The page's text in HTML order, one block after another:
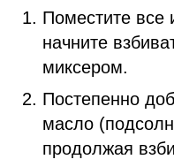
Поместите все
начните
миксером.
Постепенно
масло
продолжая